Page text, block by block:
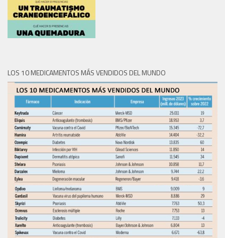
LOS 10 MEDICAMENTOS MÁS VENDIDOS DEL MUNDO